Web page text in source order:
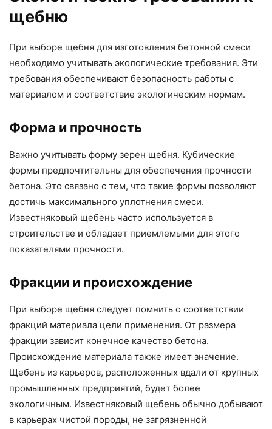
щебню
При выборе щебня для изготовления бетонной смеси
необходимо учитывать экологические требования. Эти
требования обеспечивают безопасность работы с
материалом и соответствие экологическим нормам.
Форма и прочность
Важно учитывать форму зерен щебня. Кубические
формы предпочтительны для обеспечения прочности
бетона. Это связано с тем, что такие формы позволяют
достичь максимального уплотнения смеси.
Известняковый щебень часто используется в
строительстве и обладает приемлемыми для этого
показателями прочности.
Фракции и происхождение
При выборе щебня следует помнить о соответствии
фракций материала цели применения. От размера
фракции зависит конечное качество бетона.
Происхождение материала также имеет значение.
Щебень из карьеров, расположенных вдали от крупных
промышленных предприятий, будет более
экологичным. Известняковый щебень обычно добывают
в карьерах чистой породы, не загрязненной